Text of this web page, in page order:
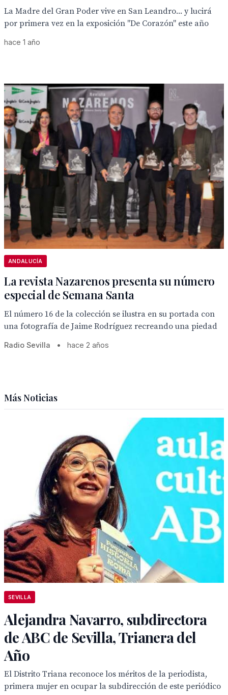
La Madre del Gran Poder vive en San Leandro... y lucirá
por primera vez en la exposición "De Corazón" este año
hace 1 año
ANDALUCÍA
La revista Nazarenos presenta su número
especial de Semana Santa
El número 16 de la colección se ilustra en su portada con
una fotografía de Jaime Rodríguez recreando una piedad
Radio Sevilla • hace 2 años
Más Noticias
SEVILLA
Alejandra Navarro, subdirectora
de ABC de Sevilla, Trianera del
Año
El Distrito Triana reconoce los méritos de la periodista,
primera mujer en ocupar la subdirección de este periódico